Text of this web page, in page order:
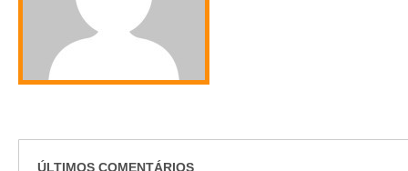
ÚLTIMOS COMENTÁRIOS